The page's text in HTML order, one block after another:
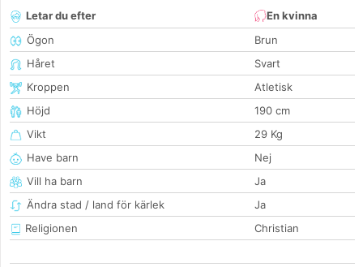
Letar du efter
En kvinna
Ögon
Brun
Håret
Svart
Kroppen
Atletisk
Höjd
190 cm
Vikt
29 Kg
Have barn
Nej
Vill ha barn
Ja
Ändra stad / land för kärlek
Ja
Religionen
Christian